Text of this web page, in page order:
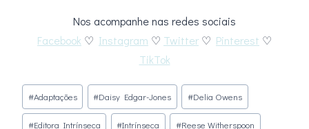
Nos acompanhe nas redes sociais
Facebook ♡ Instagram ♡ Twitter ♡ Pinterest ♡
TikTok
Tags
do
#Adaptações #Daisy Edgar-Jones #Delia Owens
#Editora Intrínseca #Intrínseca #Reese Witherspoon